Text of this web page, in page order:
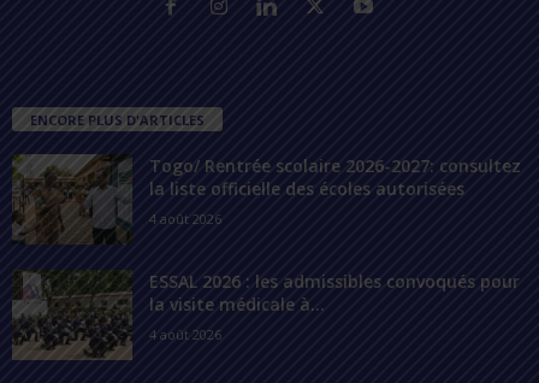
ENCORE PLUS D'ARTICLES
Togo/ Rentrée scolaire 2026-2027: consultez
la liste officielle des écoles autorisées
4 août 2026
ESSAL 2026 : les admissibles convoqués pour
la visite médicale à...
4 août 2026